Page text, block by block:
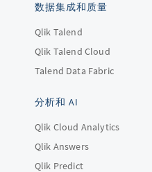
数据集成和质量
Qlik Talend
Qlik Talend Cloud
Talend Data Fabric
分析和 AI
Qlik Cloud Analytics
Qlik Answers
Qlik Predict